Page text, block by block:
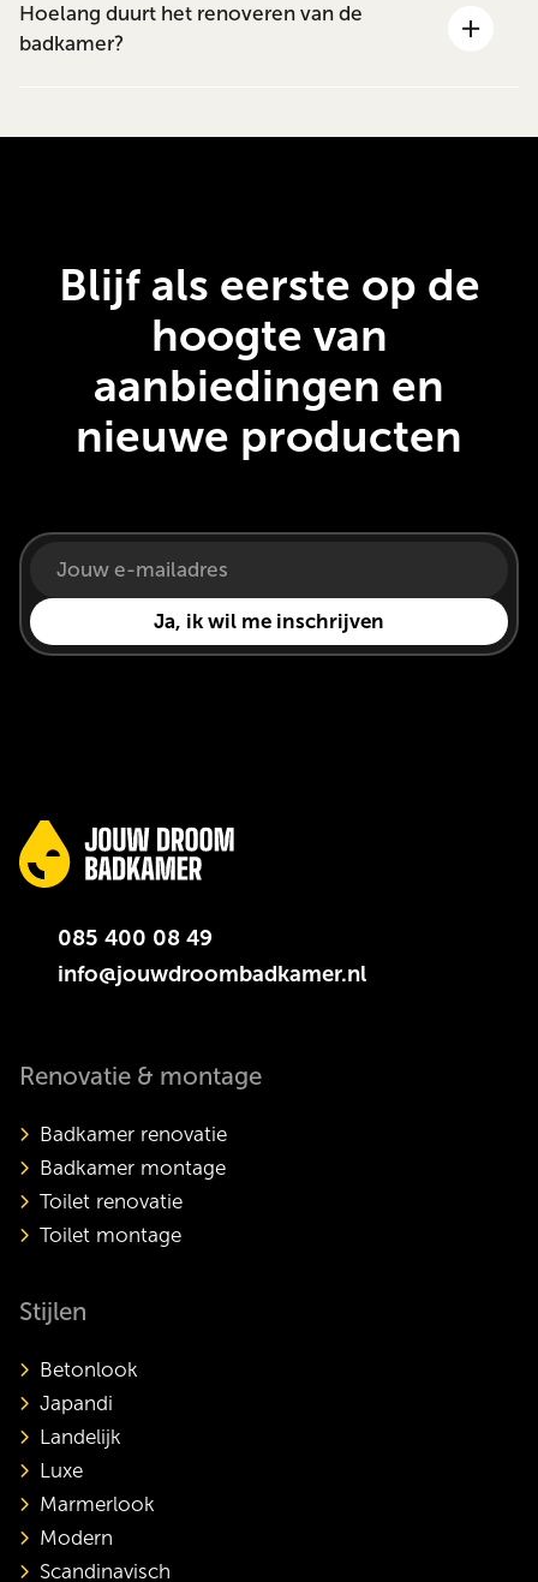
Hoelang duurt het renoveren van de
badkamer?
Blijf als eerste op de
hoogte van
aanbiedingen en
nieuwe producten
085 400 08 49
info@jouwdroombadkamer.nl
Renovatie & montage
Badkamer renovatie
Badkamer montage
Toilet renovatie
Toilet montage
Stijlen
Betonlook
Japandi
Landelijk
Luxe
Marmerlook
Modern
Scandinavisch